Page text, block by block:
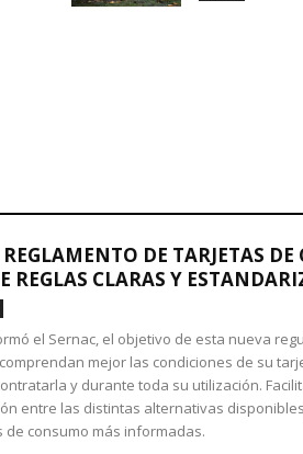
DE TARJETAS DE
REGLAS CLARAS Y
el Sernac, el objetivo de esta nueva
mejor las condiciones de su
y durante toda su utilización.
entre las distintas alternativas
de consumo más informadas.